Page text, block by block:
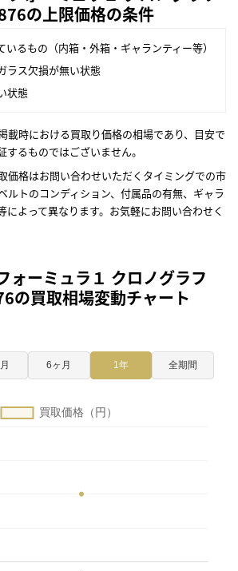
の上限価格の条件
るもの（内箱・外箱・ギャランティー等）
ラス欠損が無い状態
状態
載時における買取り価格の相場であり、目安で
するものではございません。
価格はお問い合わせいただくタイミングでの市
ルトのコンディション、付属品の有無、ギャラ
によって異なります。お気軽にお問い合わせく
ォーミュラ１ クロノグラフ
の買取相場変動チャート
6ヶ月 1年 全期間